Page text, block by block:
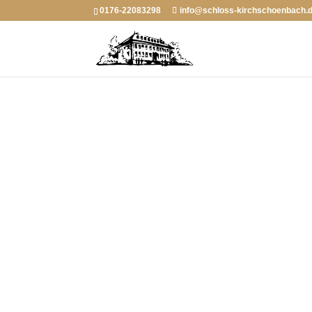
0176-22083298 info@schloss-